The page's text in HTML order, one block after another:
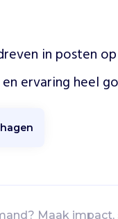
in posten
ervaring heel
Maak